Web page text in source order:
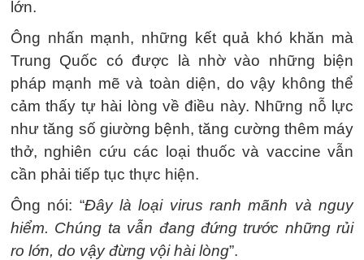
lớn.
Ông nhấn mạnh, những kết quả khó khăn mà
Trung Quốc có được là nhờ vào những biện
pháp mạnh mẽ và toàn diện, do vậy không thể
cảm thấy tự hài lòng về điều này. Những nỗ lực
như tăng số giường bệnh, tăng cường thêm máy
thở, nghiên cứu các loại thuốc và vaccine vẫn
cần phải tiếp tục thực hiện.
Ông nói: “Đây là loại virus ranh mãnh và nguy
hiểm. Chúng ta vẫn đang đứng trước những rủi
ro lớn, do vậy đừng vội hài lòng”.